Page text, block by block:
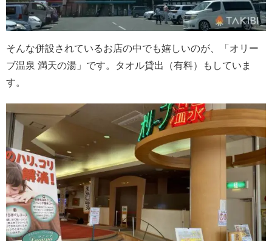
そんな併設されているお店の中でも嬉しいのが、「オリー
ブ温泉 満天の湯」です。タオル貸出（有料）もしていま
す。